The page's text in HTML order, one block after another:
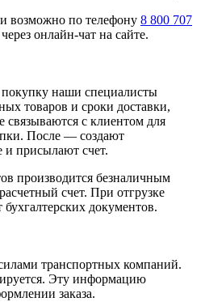
возможно по телефону 8 800 707
через онлайн-чат на сайте.
наши специалисты
товаров и сроки доставки,
связываются с клиентом для
После — создают
и присылают счет.
производится безналичным
счет. При отгрузке
бухгалтерских документов.
транспортных компаний.
Эту информацию
заказа.